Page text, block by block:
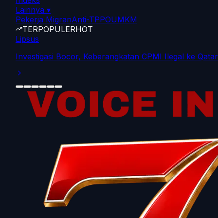
Lainnya ▾
Pekerja MigranAnti-TPPOUMKM
TERPOPULERHOT
Nasional
Kuota Impor Garam Tahun 2026 Sebesar 1,18 Juta